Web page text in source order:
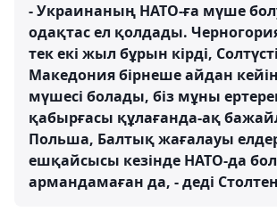
- Украинаның НАТО-ға мүше
одақтас ел қолдады.
тек екі жыл бұрын кірді,
Македония бірнеше айдан
мүшесі болады, біз мұны
қабырғасы құлағанда-ақ
Польша, Балтық жағалауы
ешқайсысы кезінде НАТО-да
армандамаған да, - деді